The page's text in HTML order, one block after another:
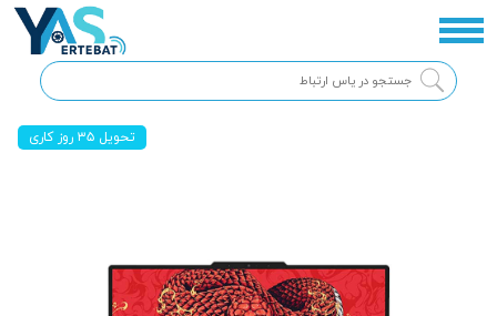
تحویل ۳۵ روز کاری